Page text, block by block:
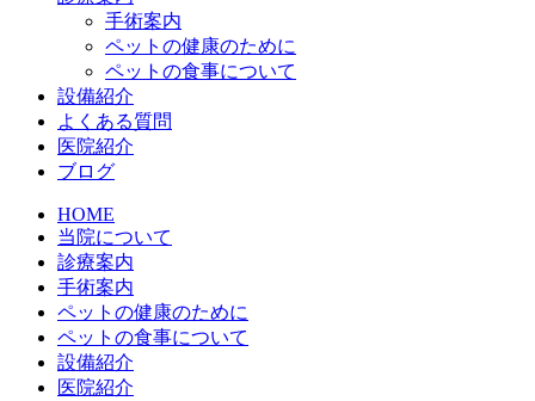
手術案内
ペットの健康のために
ペットの食事について
設備紹介
よくある質問
医院紹介
ブログ
HOME
当院について
診療案内
手術案内
ペットの健康のために
ペットの食事について
設備紹介
医院紹介